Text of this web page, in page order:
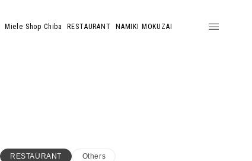
Miele Shop Chiba RESTAURANT NAMIKI MOKUZAI
RESTAURANT Others